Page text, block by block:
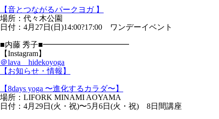
【音とつながるパークヨガ 】
場所：代々木公園
日付：4月27日(日)14:00?17:00 ワンデーイベント
■内藤 秀子■━━━━━━━━━━━
【Instagram】
＠lava__hidekoyoga
【お知らせ・情報】
【8days yoga 〜進化するカラダ〜】
場所：LIFORK MINAMI AOYAMA
日付：4月29日(火・祝)〜5月6日(火・祝) 8日間講座